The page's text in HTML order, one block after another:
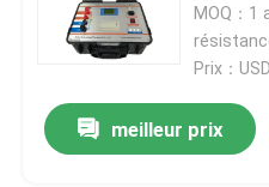
À propos de nous
Visite de l'usine
MOQ：1
Prix：
meilleur prix